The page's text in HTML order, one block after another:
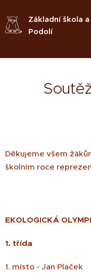
Základní škola
Podolí
Děkujeme všem
školním roce
EKOLOGICKÁ
1. třída
1. místo - Jan Plaček